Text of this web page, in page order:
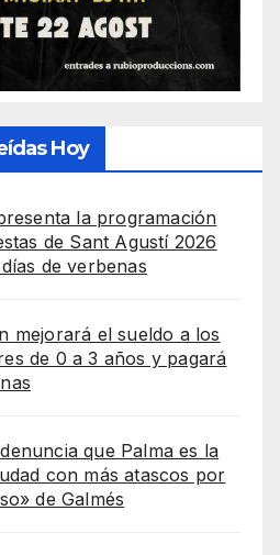
Hoy
la programación
de Sant Agustí 2026
de verbenas
mejorará el sueldo a los
de 0 a 3 años y pagará
que Palma es la
con más atascos por
de Galmés